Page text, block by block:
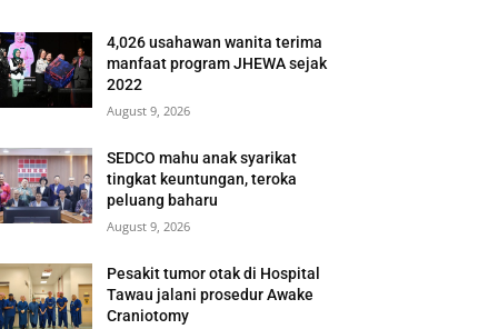
4,026 usahawan wanita terima
manfaat program JHEWA sejak
2022
August 9, 2026
SEDCO mahu anak syarikat
tingkat keuntungan, teroka
peluang baharu
August 9, 2026
Pesakit tumor otak di Hospital
Tawau jalani prosedur Awake
Craniotomy